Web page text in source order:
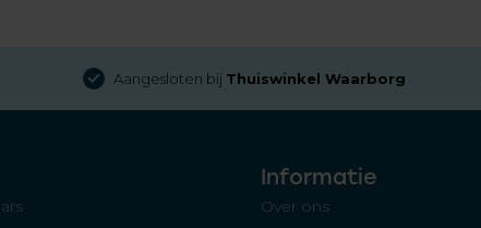
Aangesloten bij Thuiswinkel Waarborg
Informatie
Over ons